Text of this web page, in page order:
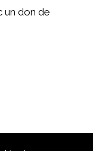
un don de